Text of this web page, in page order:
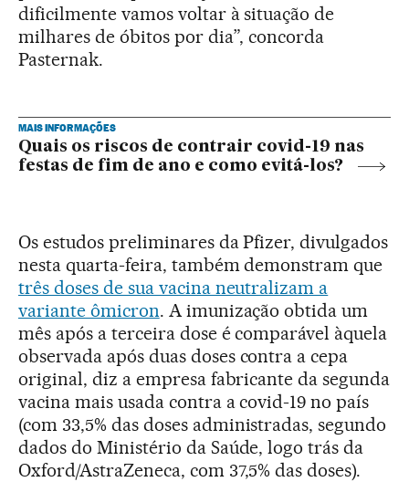
dificilmente vamos voltar à situação de
milhares de óbitos por dia”, concorda
Pasternak.
MAIS INFORMAÇÕES
Quais os riscos de contrair covid-19 nas
festas de fim de ano e como evitá-los?
Os estudos preliminares da Pfizer, divulgados
nesta quarta-feira, também demonstram que
três doses de sua vacina neutralizam a
variante ômicron. A imunização obtida um
mês após a terceira dose é comparável àquela
observada após duas doses contra a cepa
original, diz a empresa fabricante da segunda
vacina mais usada contra a covid-19 no país
(com 33,5% das doses administradas, segundo
dados do Ministério da Saúde, logo trás da
Oxford/AstraZeneca, com 37,5% das doses).